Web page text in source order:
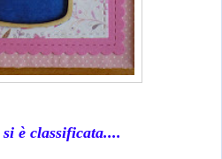
è classificata....